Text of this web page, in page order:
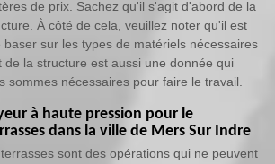
de prix. Sachez qu'il s'agit d'abord de la
À côté de cela, veuillez noter qu'il est
sur les types de matériels nécessaires
de la structure est aussi une donnée qui
sommes nécessaires pour faire le travail.
à haute pression pour le
dans la ville de Mers Sur Indre
sont des opérations qui ne peuvent